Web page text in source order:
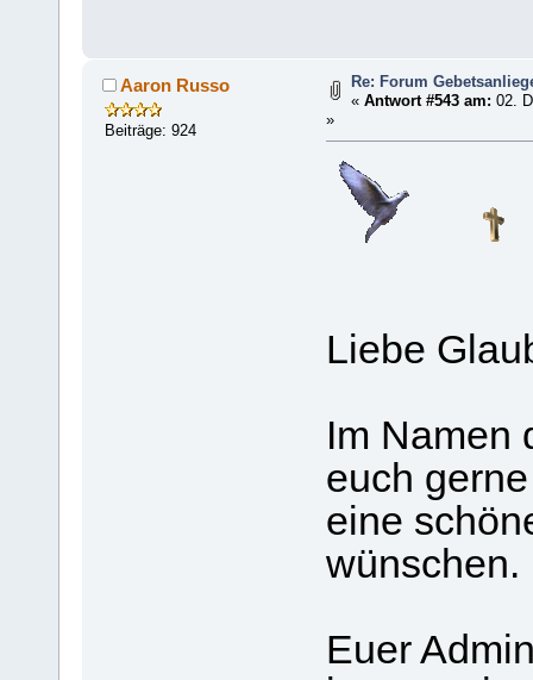
Aaron Russo
Beiträge: 924
Re: Forum
«Antwort #543 am: 02.
»
Liebe
Im Namen
euch gerne
eine
wünschen.
Euer